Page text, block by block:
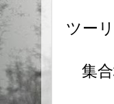
ツー
集合